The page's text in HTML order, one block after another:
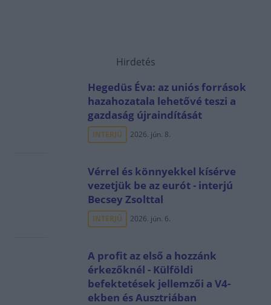
Hirdetés
Hegedüs Éva: az uniós források
hazahozatala lehetővé teszi a
gazdaság újraindítását
INTERJÚ 2026. jún. 8.
Vérrel és könnyekkel kísérve
vezetjük be az eurót - interjú
Becsey Zsolttal
INTERJÚ 2026. jún. 6.
A profit az első a hozzánk
érkezőknél - Külföldi
befektetések jellemzői a V4-
ekben és Ausztriában